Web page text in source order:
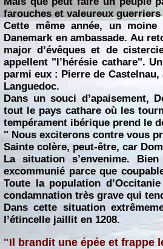
farouches et valeureux guerriers
Cette même année, un moine
Danemark en ambassade. Au
major d’évêques et de
appellent "l’hérésie cathare".
parmi eux : Pierre de
Languedoc.
Dans un souci d’apaisement,
tout le pays cathare où les
tempérament ibérique prend le
" Nous exciterons contre vous
Sainte colère, peut-être, car
La situation s’envenime.
excommunié parce que
Toute la population
condamnation très grave qui
Dans cette situation
l’étincelle jaillit en 1208.
"Il brandit une épée et frappe